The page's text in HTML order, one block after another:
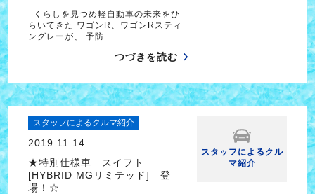
くらしを見つめ軽自動車の未来をひ
らいてきた ワゴンR、ワゴンRスティ
ングレーが、 予防…
つづきを読む
スタッフによるクルマ紹介
2019.11.14
★特別仕様車 スイフト
[HYBRID MGリミテッド] 登
場！☆
スタッフによるクル
マ紹介